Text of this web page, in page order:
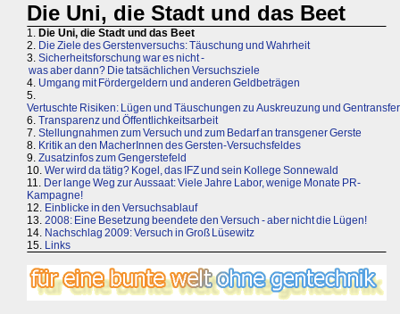
Die Uni, die Stadt und das Beet
1. Die Uni, die Stadt und das Beet
2. Die Ziele des Gerstenversuchs: Täuschung und Wahrheit
3. Sicherheitsforschung war es nicht -
was aber dann? Die tatsächlichen Versuchsziele
4. Umgang mit Fördergeldern und anderen Geldbeträgen
5.
Vertuschte Risiken: Lügen und Täuschungen zu Auskreuzung und Gentransfer
6. Transparenz und Öffentlichkeitsarbeit
7. Stellungnahmen zum Versuch und zum Bedarf an transgener Gerste
8. Kritik an den MacherInnen des Gersten-Versuchsfeldes
9. Zusatzinfos zum Gengerstefeld
10. Wer wird da tätig? Kogel, das IFZ und sein Kollege Sonnewald
11. Der lange Weg zur Aussaat: Viele Jahre Labor, wenige Monate PR-
Kampagne!
12. Einblicke in den Versuchsablauf
13. 2008: Eine Besetzung beendete den Versuch - aber nicht die Lügen!
14. Nachschlag 2009: Versuch in Groß Lüsewitz
15. Links